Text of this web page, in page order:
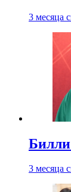
3 месяца
3 месяца